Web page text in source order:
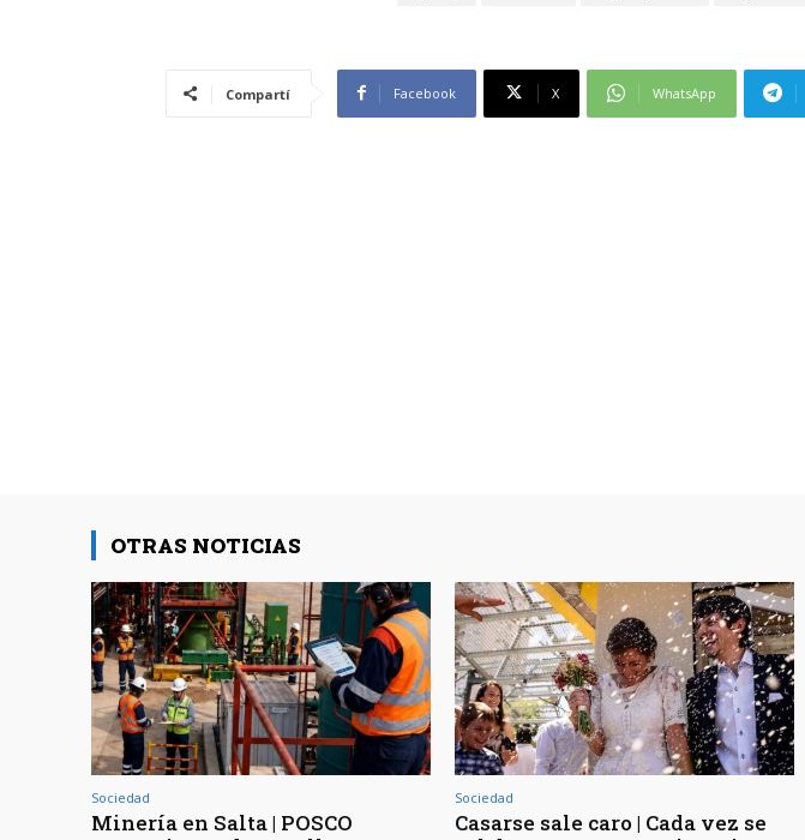
Compartí Facebook X WhatsApp
OTRAS NOTICIAS
Sociedad
Minería en Salta | POSCO
Sociedad
Casarse sale caro | Cada vez se